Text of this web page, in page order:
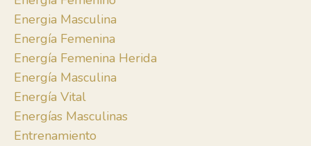
Energia Masculina
Energía Femenina
Energía Femenina Herida
Energía Masculina
Energía Vital
Energías Masculinas
Entrenamiento